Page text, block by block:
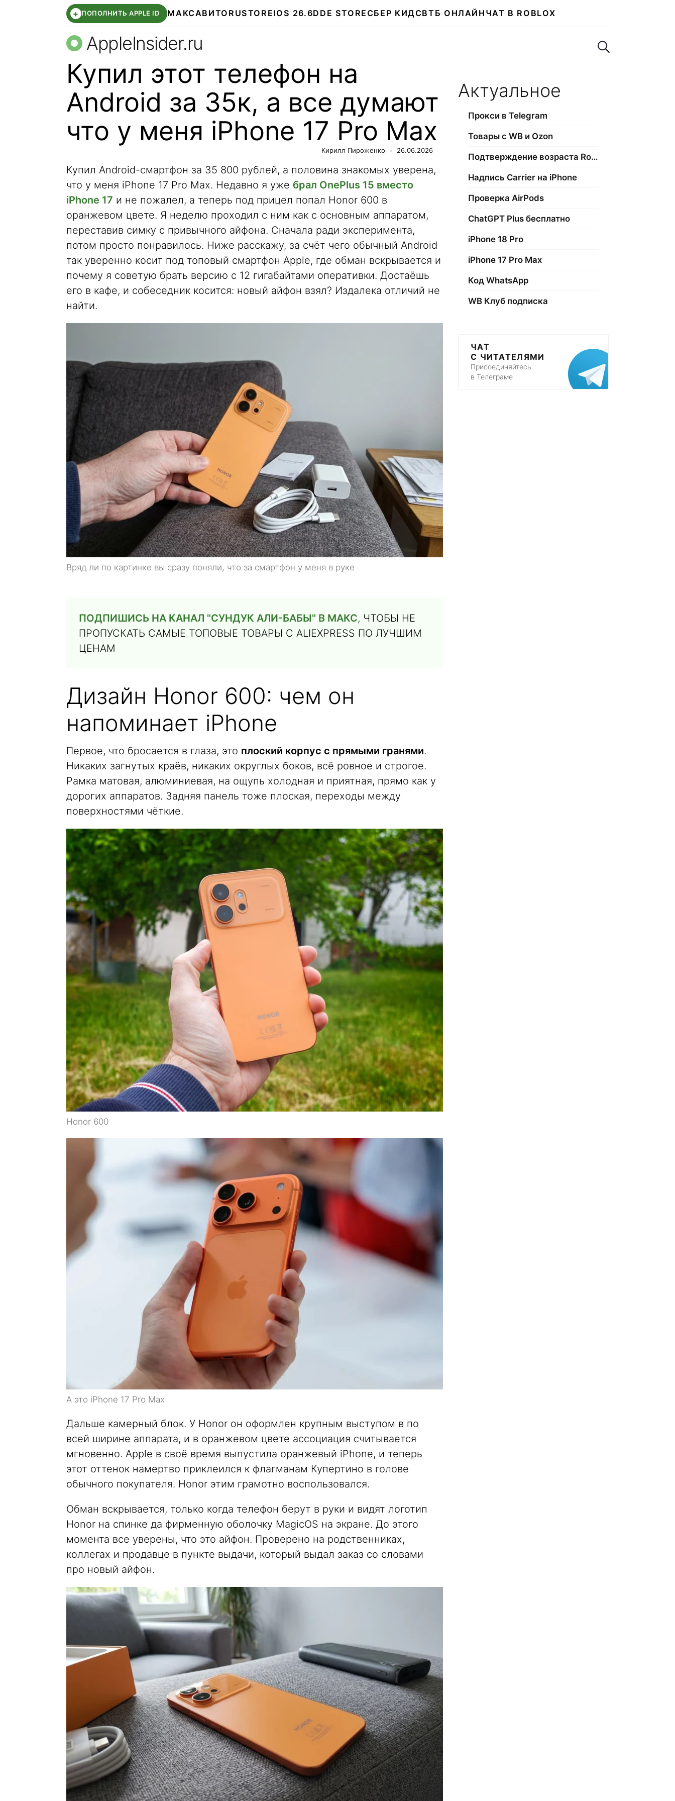
+ ПОПОЛНИТЬ APPLE ID МАКСАВИТО RUSTOREIOS 26.6DDE STORE СБЕР КИДСВТБ ОНЛАЙН ЧАТ В ROBLOX
AppleInsider.ru Поиск по сайту
Купил этот телефон на
Android за 35к, а все думают
что у меня iPhone 17 Pro Max
Кирилл Пироженко 26.06.2026
Купил Android-смартфон за 35 800 рублей, а половина знакомых уверена,
что у меня iPhone 17 Pro Max. Недавно я уже брал OnePlus 15 вместо
iPhone 17 и не пожалел, а теперь под прицел попал Honor 600 в
оранжевом цвете. Я неделю проходил с ним как с основным аппаратом,
переставив симку с привычного айфона. Сначала ради эксперимента,
потом просто понравилось. Ниже расскажу, за счёт чего обычный Android
так уверенно косит под топовый смартфон Apple, где обман вскрывается и
почему я советую брать версию с 12 гигабайтами оперативки. Достаёшь
его в кафе, и собеседник косится: новый айфон взял? Издалека отличий не
найти.
Вряд ли по картинке вы сразу поняли, что за смартфон у меня в руке
ПОДПИШИСЬ НА КАНАЛ "СУНДУК АЛИ-БАБЫ" В МАКС, ЧТОБЫ НЕ
ПРОПУСКАТЬ САМЫЕ ТОПОВЫЕ ТОВАРЫ С ALIEXPRESS ПО ЛУЧШИМ
ЦЕНАМ
Дизайн Honor 600: чем он
напоминает iPhone
Первое, что бросается в глаза, это плоский корпус с прямыми гранями.
Никаких загнутых краёв, никаких округлых боков, всё ровное и строгое.
Рамка матовая, алюминиевая, на ощупь холодная и приятная, прямо как у
дорогих аппаратов. Задняя панель тоже плоская, переходы между
поверхностями чёткие.
Honor 600
А это iPhone 17 Pro Max
Дальше камерный блок. У Honor он оформлен крупным выступом в по
всей ширине аппарата, и в оранжевом цвете ассоциация считывается
мгновенно. Apple в своё время выпустила оранжевый iPhone, и теперь
этот оттенок намертво приклеился к флагманам Купертино в голове
обычного покупателя. Honor этим грамотно воспользовался.
Обман вскрывается, только когда телефон берут в руки и видят логотип
Honor на спинке да фирменную оболочку MagicOS на экране. До этого
момента все уверены, что это айфон. Проверено на родственниках,
коллегах и продавце в пункте выдачи, который выдал заказ со словами
про новый айфон.
Актуальное
Прокси в Telegram
Товары с WB и Ozon
Подтверждение возраста Roblox
Надпись Carrier на iPhone
Проверка AirPods
ChatGPT Plus бесплатно
iPhone 18 Pro
iPhone 17 Pro Max
Код WhatsApp
WB Клуб подписка
ЧАТ
С ЧИТАТЕЛЯМИ
Присоединяйтесь
в Телеграме